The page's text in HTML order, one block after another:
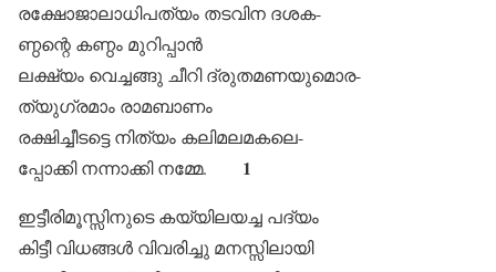
രക്ഷോജാലാധിപത്യം തടവിന ദശക-
ണ്ഠന്റെ കണ്ഠം മുറിപ്പാൻ
ലക്ഷ്യം വെച്ചങ്ങു ചീറി ദ്രുതമണയുമൊര-
ത്യുഗ്രമാം രാമബാണം
രക്ഷിച്ചീടട്ടെ നിത്യം കലിമലമകലെ-
പ്പോക്കി നന്നാക്കി നമ്മേ.
1
ഇട്ടീരിമൂസ്സിനുടെ കയ്യിലയച്ച പദ്യം
കിട്ടീ വിധങ്ങൾ വിവരിച്ചു മനസ്സിലായി